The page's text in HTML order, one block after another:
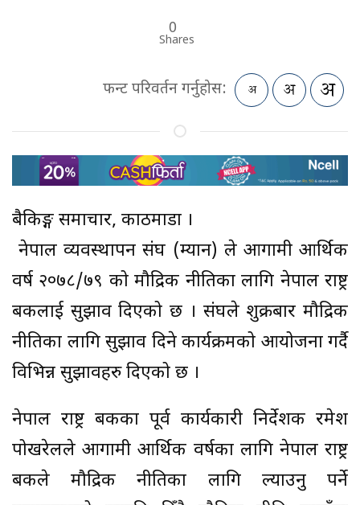
0
Shares
फन्ट परिवर्तन गर्नुहोस:
बैकिङ्ग समाचार, काठमाडौं ।
नेपाल व्यवस्थापन संघ (म्यान) ले आगामी आर्थिक
वर्ष २०७८/७९ को मौद्रिक नीतिका लागि नेपाल राष्ट्र
बैंकलाई सुझाव दिएको छ । संघले शुक्रबार मौद्रिक
नीतिका लागि सुझाव दिने कार्यक्रमको आयोजना गर्दै
विभिन्न सुझावहरु दिएको छ ।
नेपाल राष्ट्र बैंकका पूर्व कार्यकारी निर्देशक रमेश
पोखरेलले आगामी आर्थिक वर्षका लागि नेपाल राष्ट्र
बैंकले मौद्रिक नीतिका लागि ल्याउनु पर्ने